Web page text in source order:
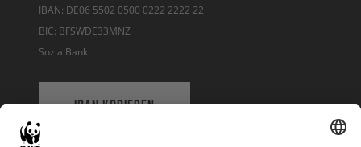
IBAN: DE06 5502 0500 0222 2222 22
BIC: BFSWDE33MNZ
SozialBank
IBAN KOPIEREN